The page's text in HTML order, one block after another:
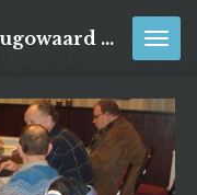
Postzegelvereniging Heerhugowaard e.o.